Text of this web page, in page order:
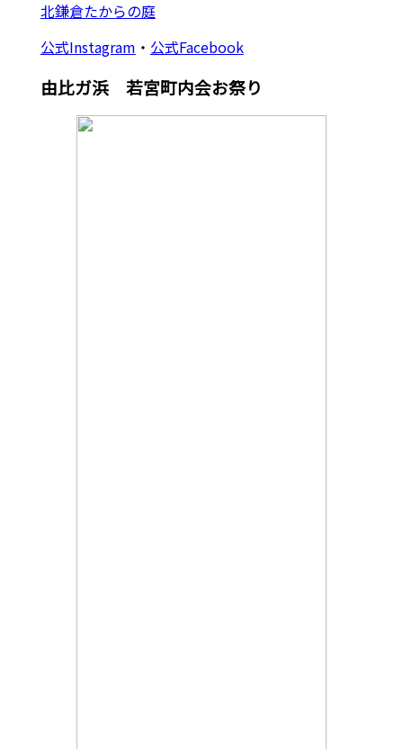
北鎌倉たからの庭
公式Instagram ・ 公式Facebook
由比ガ浜 若宮町内会お祭り